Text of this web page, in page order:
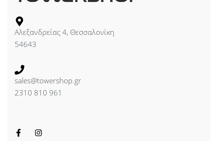
Αλεξανδρείας 4, Θεσσαλονίκη
54643
sales@towershop.gr
2310 810 961